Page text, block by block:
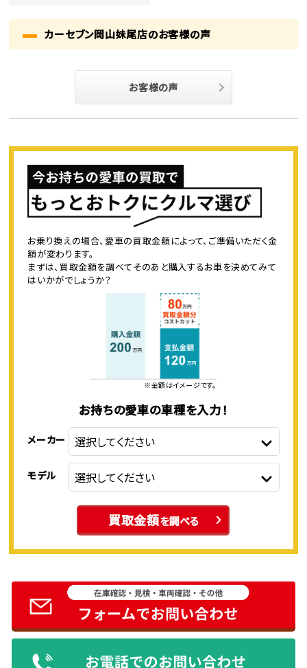
カーセブン岡山妹尾店のお客様の声
お客様の声
お乗り換えの場合、愛車の買取金額によって、ご準備いただく金
額が変わります。
まずは、買取金額を調べてそのあと購入するお車を決めてみて
はいかがでしょうか？
※金額はイメージです。
お持ちの愛車の車種を入力！
メーカー
モデル
買取金額を調べる